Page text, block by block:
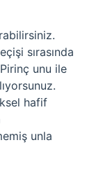
sırasında
unu ile
hafif
unla